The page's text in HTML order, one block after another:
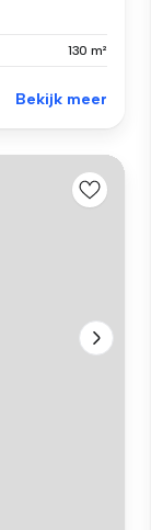
130 m²
Bekijk meer